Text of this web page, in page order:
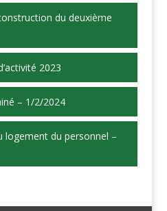
du deuxième
2023
– 1/2/2024
logement du personnel –